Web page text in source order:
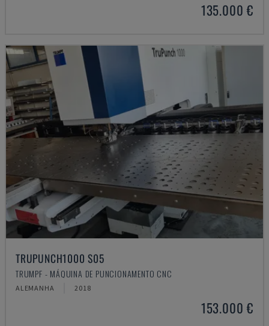
135.000 €
TRUPUNCH1000 S05
TRUMPF - MÁQUINA DE PUNCIONAMENTO CNC
ALEMANHA 2018
153.000 €